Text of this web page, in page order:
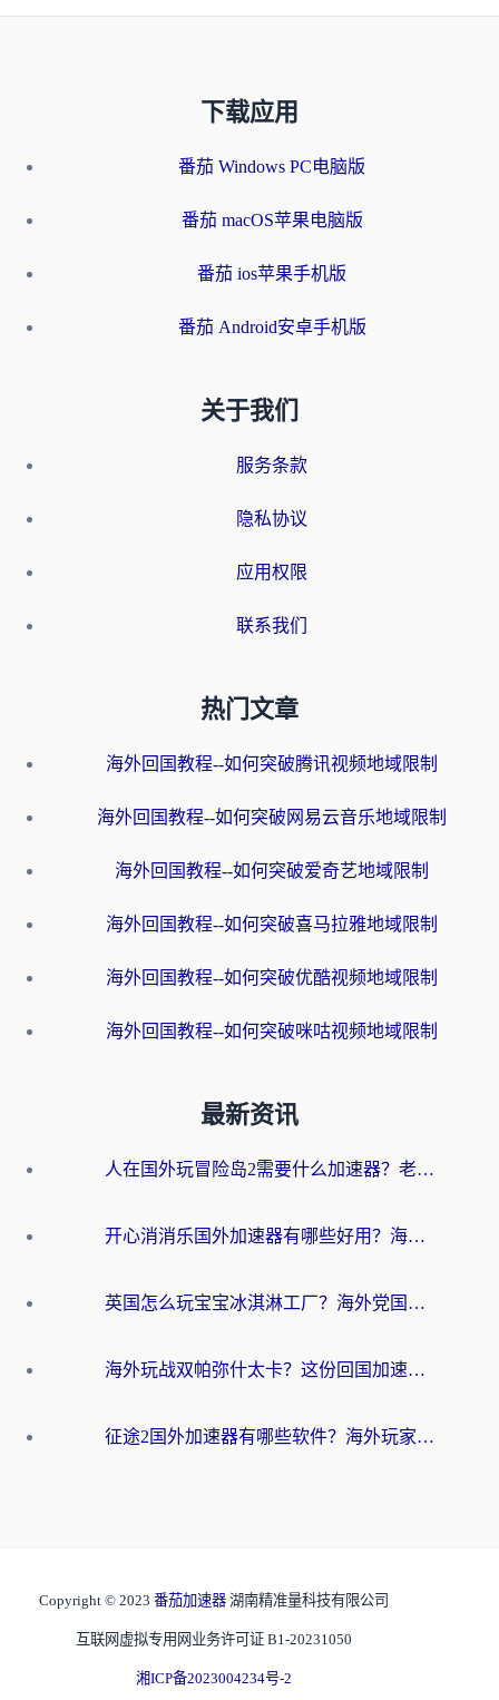
下载应用
番茄 Windows PC电脑版
番茄 macOS苹果电脑版
番茄 ios苹果手机版
番茄 Android安卓手机版
关于我们
服务条款
隐私协议
应用权限
联系我们
热门文章
海外回国教程--如何突破腾讯视频地域限制
海外回国教程--如何突破网易云音乐地域限制
海外回国教程--如何突破爱奇艺地域限制
海外回国教程--如何突破喜马拉雅地域限制
海外回国教程--如何突破优酷视频地域限制
海外回国教程--如何突破咪咕视频地域限制
最新资讯
人在国外玩冒险岛2需要什么加速器？老玩家亲测有效的选择指南
开心消消乐国外加速器有哪些好用？海外党亲测不踩坑指南（附塔瑞斯世界Online流畅技巧）
英国怎么玩宝宝冰淇淋工厂？海外党国服游戏加速避坑指南（附挪威装甲风暴解决方案）
海外玩战双帕弥什太卡？这份回国加速器终极指南帮你告别延迟（附打球球大作战古今江湖加速方案）
征途2国外加速器有哪些软件？海外玩家亲测实用指南（附非洲梦幻西游加速技巧）
Copyright © 2023 番茄加速器 湖南精准量科技有限公司
互联网虚拟专用网业务许可证 B1-20231050
湘ICP备2023004234号-2